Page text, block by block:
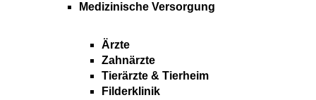
Medizinische Versorgung
Ärzte
Zahnärzte
Tierärzte & Tierheim
Filderklinik